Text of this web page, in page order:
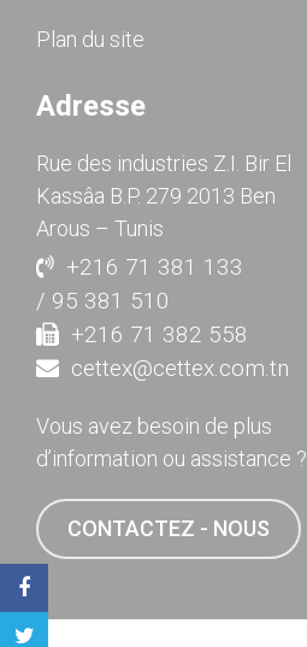
Plan du site
Adresse
Rue des industries Z.I. Bir El
Kassâa B.P. 279 2013 Ben
Arous – Tunis
+216 71 381 133
/ 95 381 510
+216 71 382 558
cettex@cettex.com.tn
Vous avez besoin de plus
d’information ou assistance ?
CONTACTEZ - NOUS